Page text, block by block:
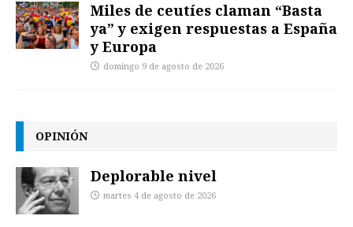
Miles de ceutíes claman “Basta
ya” y exigen respuestas a España
y Europa
domingo 9 de agosto de 2026
OPINIÓN
Deplorable nivel
martes 4 de agosto de 2026